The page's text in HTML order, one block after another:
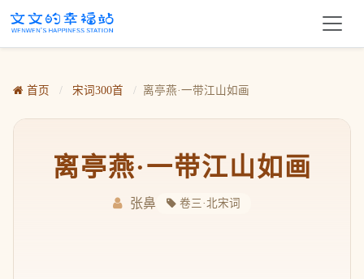
首页 / 宋词300首 / 离亭燕·一带江山如画
离亭燕·一带江山如画
张鼻 卷三·北宋词